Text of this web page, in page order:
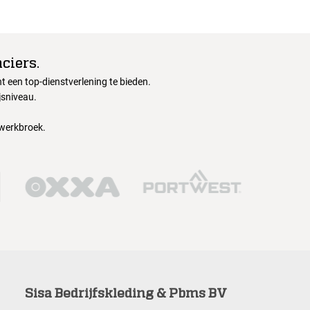
een top-dienstverlening te bieden.
Sisa Bedrijfskleding & Pbms BV